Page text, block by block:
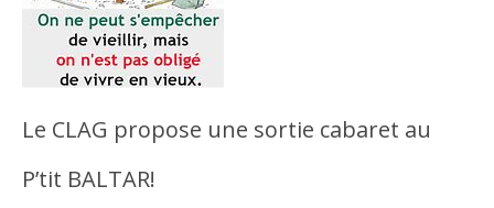
Le CLAG propose une sortie cabaret au
P’tit BALTAR!